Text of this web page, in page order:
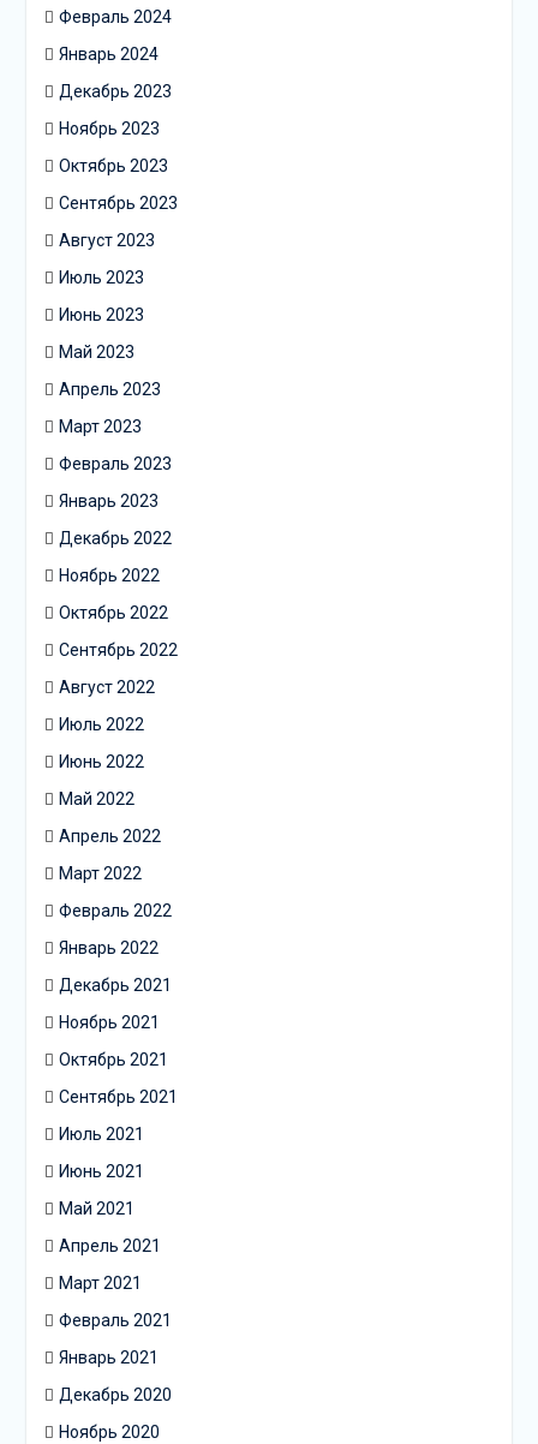
Февраль 2024
Январь 2024
Декабрь 2023
Ноябрь 2023
Октябрь 2023
Сентябрь 2023
Август 2023
Июль 2023
Июнь 2023
Май 2023
Апрель 2023
Март 2023
Февраль 2023
Январь 2023
Декабрь 2022
Ноябрь 2022
Октябрь 2022
Сентябрь 2022
Август 2022
Июль 2022
Июнь 2022
Май 2022
Апрель 2022
Март 2022
Февраль 2022
Январь 2022
Декабрь 2021
Ноябрь 2021
Октябрь 2021
Сентябрь 2021
Июль 2021
Июнь 2021
Май 2021
Апрель 2021
Март 2021
Февраль 2021
Январь 2021
Декабрь 2020
Ноябрь 2020